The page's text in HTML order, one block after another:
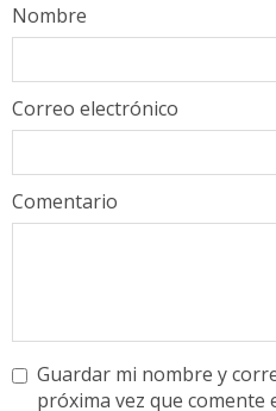
Comentario
Nombre
Correo electrónico
Guardar mi nombre y
próxima vez que comente